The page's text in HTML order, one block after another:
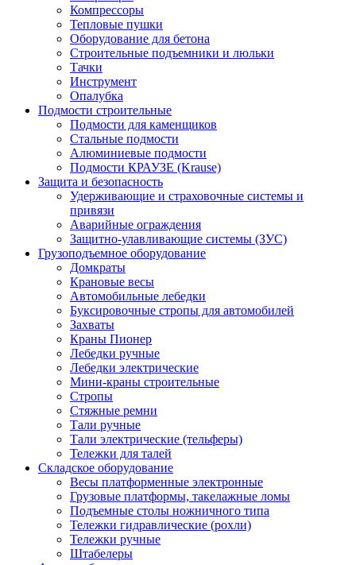
Компрессоры
Тепловые пушки
Оборудование для бетона
Строительные подъемники и люльки
Тачки
Инструмент
Опалубка
Подмости строительные
Подмости для каменщиков
Стальные подмости
Алюминиевые подмости
Подмости КРАУЗЕ (Krause)
Защита и безопасность
Удерживающие и страховочные системы и
привязи
Аварийные ограждения
Защитно-улавливающие системы (ЗУС)
Грузоподъемное оборудование
Домкраты
Крановые весы
Автомобильные лебедки
Буксировочные стропы для автомобилей
Захваты
Краны Пионер
Лебедки ручные
Лебедки электрические
Мини-краны строительные
Стропы
Стяжные ремни
Тали ручные
Тали электрические (тельферы)
Тележки для талей
Складское оборудование
Весы платформенные электронные
Грузовые платформы, такелажные ломы
Подъемные столы ножничного типа
Тележки гидравлические (рохли)
Тележки ручные
Штабелеры